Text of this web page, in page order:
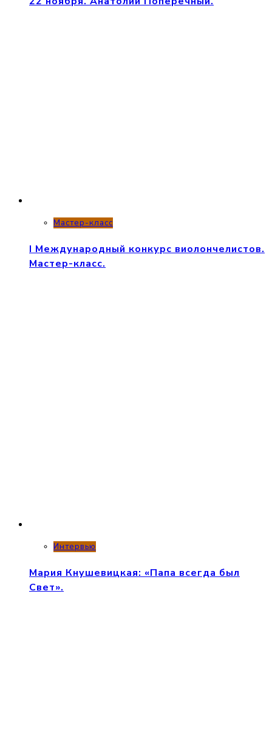
Мастер-класс
I Международный конкурс виолончелистов.
Мастер-класс.
Интервью
Мария Кнушевицкая: «Папа всегда был
Свет».